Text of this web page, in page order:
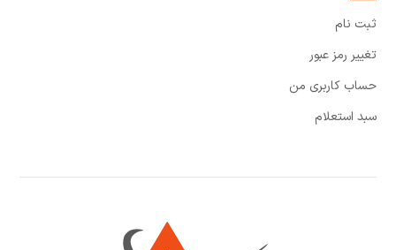
ثبت نام
تغییر رمز عبور
حساب کاربری من
سبد استعلام